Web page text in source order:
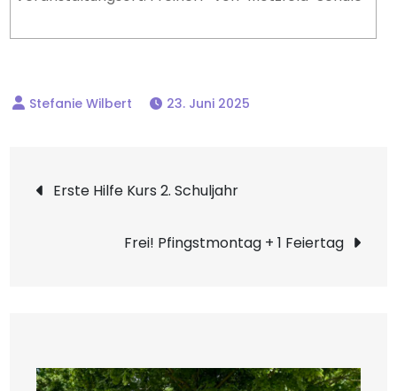
23. Juni 2025
Beitragsnavigation
Erste Hilfe Kurs 2. Schuljahr
Frei! Pfingstmontag + 1 Feiertag